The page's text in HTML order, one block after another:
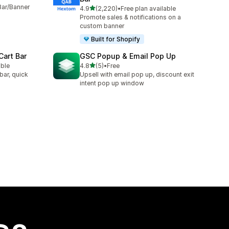
Banner 4.9별 5개 중
(2,220)
총 리뷰 2220개
•Free plan available
Promote sales & notifications on a
custom banner
Built for Shopify
Bar
quick
GSC Popup & Email Pop Up
4.8별 5개 중
(5)
총 리뷰 5개
•Free
Upsell with email pop up, discount exit
intent pop up window